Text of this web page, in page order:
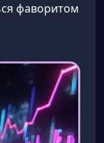
фаворитом